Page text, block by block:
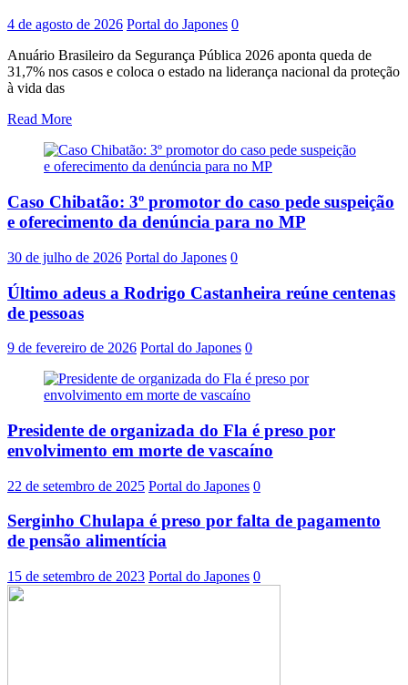
4 de agosto de 2026 Portal do Japones 0
Anuário Brasileiro da Segurança Pública 2026 aponta queda de
31,7% nos casos e coloca o estado na liderança nacional da proteção
à vida das
Read More
Caso Chibatão: 3º promotor do caso pede suspeição
e oferecimento da denúncia para no MP
30 de julho de 2026 Portal do Japones 0
Último adeus a Rodrigo Castanheira reúne centenas
de pessoas
9 de fevereiro de 2026 Portal do Japones 0
Presidente de organizada do Fla é preso por
envolvimento em morte de vascaíno
22 de setembro de 2025 Portal do Japones 0
Serginho Chulapa é preso por falta de pagamento
de pensão alimentícia
15 de setembro de 2023 Portal do Japones 0